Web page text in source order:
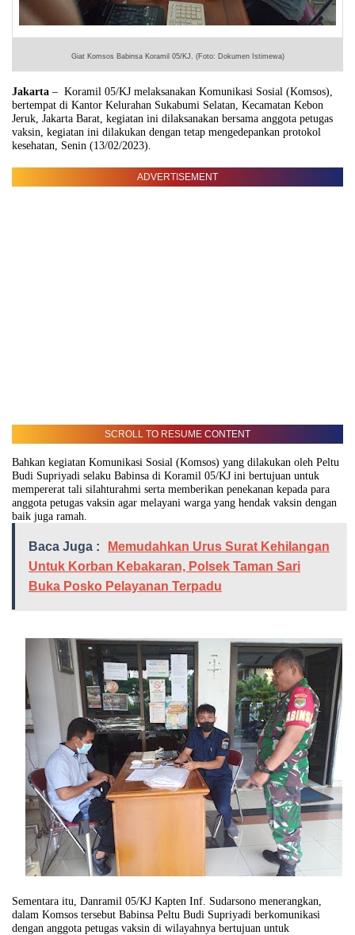
Giat Komsos Babinsa Koramil 05/KJ. (Foto: Dokumen Istimewa)
Jakarta – Koramil 05/KJ melaksanakan Komunikasi Sosial (Komsos),
bertempat di Kantor Kelurahan Sukabumi Selatan, Kecamatan Kebon
Jeruk, Jakarta Barat, kegiatan ini dilaksanakan bersama anggota petugas
vaksin, kegiatan ini dilakukan dengan tetap mengedepankan protokol
kesehatan, Senin (13/02/2023).
ADVERTISEMENT
SCROLL TO RESUME CONTENT
Bahkan kegiatan Komunikasi Sosial (Komsos) yang dilakukan oleh Peltu
Budi Supriyadi selaku Babinsa di Koramil 05/KJ ini bertujuan untuk
mempererat tali silahturahmi serta memberikan penekanan kepada para
anggota petugas vaksin agar melayani warga yang hendak vaksin dengan
baik juga ramah.
Baca Juga :
Memudahkan Urus Surat Kehilangan
Untuk Korban Kebakaran, Polsek Taman Sari
Buka Posko Pelayanan Terpadu
Sementara itu, Danramil 05/KJ Kapten Inf. Sudarsono menerangkan,
dalam Komsos tersebut Babinsa Peltu Budi Supriyadi berkomunikasi
dengan anggota petugas vaksin di wilayahnya bertujuan untuk